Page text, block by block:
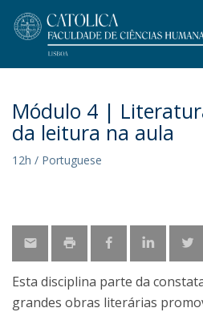
Módulo 4 |
da leitura na aula
12h / Portuguese
Esta disciplina parte da
grandes obras literárias